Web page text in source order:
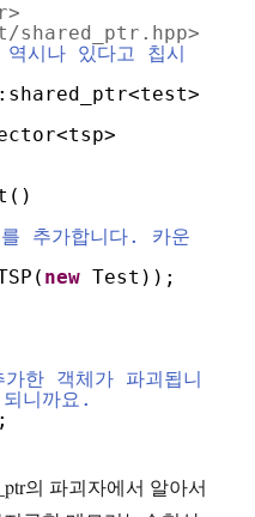
shared_ptr.hpp>
시나 있다고 칩시
추가합니다. 카운
new Test));
객체가 파괴됩니
니까요.
의 파괴자에서 알아서